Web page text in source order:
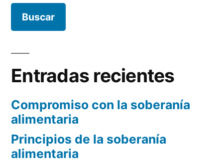
Entradas recientes
Compromiso con la soberanía
alimentaria
Principios de la soberanía
alimentaria